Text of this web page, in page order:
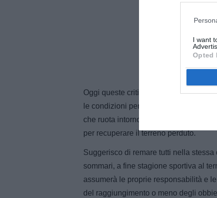
I want
Opted
Oggi queste criticità non sono quasi
le condizioni per migliorare in modo
che ruota intorno alla nostra Società
per recuperare il terreno perduto.
Suggerisco di remare tutti nella
sommari, a fine stagione sportiva al
assumerà le proprie responsabilità e
del raggiungimento o meno degli